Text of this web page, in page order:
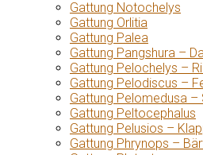
Gattung Notochelys
Gattung Orlitia
Gattung Palea
Gattung Pangshura –
Gattung Pelochelys –
Gattung Pelodiscus –
Gattung Pelomedusa
Gattung Peltocephalus
Gattung Pelusios –
Gattung Phrynops –